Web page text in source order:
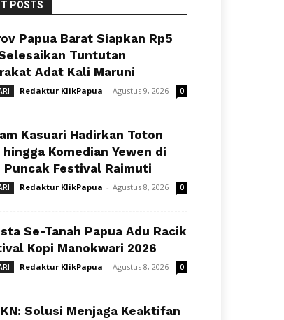
POSTS
Papua Barat Siapkan Rp5
Tuntutan
Adat Kali Maruni
Redaktur KlikPapua - Agustus 9, 2026 0
Kasuari Hadirkan Toton
hingga Komedian Yewen di
Puncak Festival Raimuti
Redaktur KlikPapua - Agustus 8, 2026 0
Se-Tanah Papua Adu Racik
Kopi Manokwari 2026
Redaktur KlikPapua - Agustus 8, 2026 0
Solusi Menjaga Keaktifan